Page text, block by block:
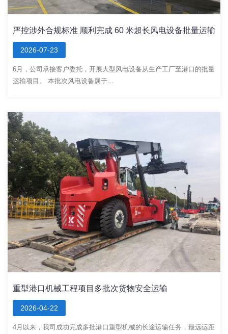
严控涉外合规标准 顺利完成 60 米超长风电设备批量运输
2026-07-23
6月，公司承接客户委托，开展大型风电设备从生产工厂至港口的批量
运输项目。 本批次风电设备属于...
重型港口机械工程项目多批次货物安全运输
2026-04-22
4月以来，我司成功完成多批港口重型机械的长途运输任务，最远运距